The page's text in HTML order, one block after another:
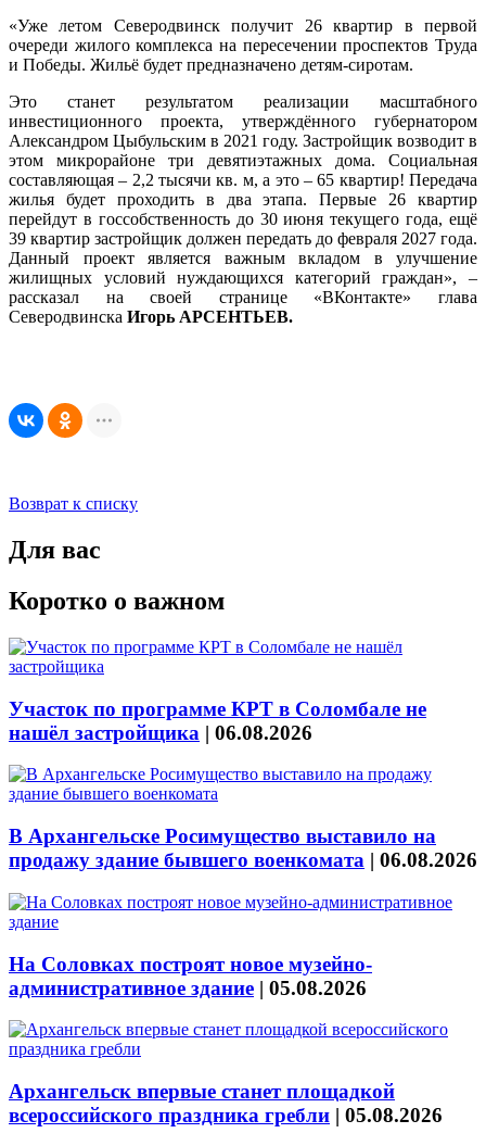
«Уже летом Северодвинск получит 26 квартир в первой
очереди жилого комплекса на пересечении проспектов Труда
и Победы. Жильё будет предназначено детям-сиротам.
Это станет результатом реализации масштабного
инвестиционного проекта, утверждённого губернатором
Александром Цыбульским в 2021 году. Застройщик возводит в
этом микрорайоне три девятиэтажных дома. Социальная
составляющая – 2,2 тысячи кв. м, а это – 65 квартир! Передача
жилья будет проходить в два этапа. Первые 26 квартир
перейдут в госсобственность до 30 июня текущего года, ещё
39 квартир застройщик должен передать до февраля 2027 года.
Данный проект является важным вкладом в улучшение
жилищных условий нуждающихся категорий граждан», –
рассказал на своей странице «ВКонтакте» глава
Северодвинска Игорь АРСЕНТЬЕВ.
Возврат к списку
Для вас
Коротко о важном
Участок по программе КРТ в Соломбале не
нашёл застройщика | 06.08.2026
В Архангельске Росимущество выставило на
продажу здание бывшего военкомата | 06.08.2026
На Соловках построят новое музейно-
административное здание | 05.08.2026
Архангельск впервые станет площадкой
всероссийского праздника гребли | 05.08.2026